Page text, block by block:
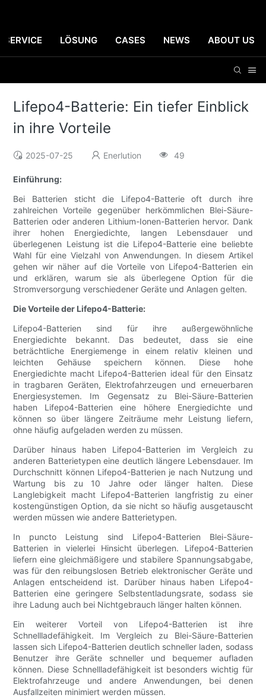
SERVICE LÖSUNG CASES NEWS ABOUT US
Lifepo4-Batterie: Ein tiefer Einblick
in ihre Vorteile
2025-07-25 Enerlution 49
Einführung:
Bei Batterien sticht die Lifepo4-Batterie oft durch ihre
zahlreichen Vorteile gegenüber herkömmlichen Blei-Säure-
Batterien oder anderen Lithium-Ionen-Batterien hervor. Dank
ihrer hohen Energiedichte, langen Lebensdauer und
überlegenen Leistung ist die Lifepo4-Batterie eine beliebte
Wahl für eine Vielzahl von Anwendungen. In diesem Artikel
gehen wir näher auf die Vorteile von Lifepo4-Batterien ein
und erklären, warum sie als überlegene Option für die
Stromversorgung verschiedener Geräte und Anlagen gelten.
Die Vorteile der Lifepo4-Batterie:
Lifepo4-Batterien sind für ihre außergewöhnliche
Energiedichte bekannt. Das bedeutet, dass sie eine
beträchtliche Energiemenge in einem relativ kleinen und
leichten Gehäuse speichern können. Diese hohe
Energiedichte macht Lifepo4-Batterien ideal für den Einsatz
in tragbaren Geräten, Elektrofahrzeugen und erneuerbaren
Energiesystemen. Im Gegensatz zu Blei-Säure-Batterien
haben Lifepo4-Batterien eine höhere Energiedichte und
können so über längere Zeiträume mehr Leistung liefern,
ohne häufig aufgeladen werden zu müssen.
Darüber hinaus haben Lifepo4-Batterien im Vergleich zu
anderen Batterietypen eine deutlich längere Lebensdauer. Im
Durchschnitt können Lifepo4-Batterien je nach Nutzung und
Wartung bis zu 10 Jahre oder länger halten. Diese
Langlebigkeit macht Lifepo4-Batterien langfristig zu einer
kostengünstigen Option, da sie nicht so häufig ausgetauscht
werden müssen wie andere Batterietypen.
In puncto Leistung sind Lifepo4-Batterien Blei-Säure-
Batterien in vielerlei Hinsicht überlegen. Lifepo4-Batterien
liefern eine gleichmäßigere und stabilere Spannungsabgabe,
was für den reibungslosen Betrieb elektronischer Geräte und
Anlagen entscheidend ist. Darüber hinaus haben Lifepo4-
Batterien eine geringere Selbstentladungsrate, sodass sie
ihre Ladung auch bei Nichtgebrauch länger halten können.
Ein weiterer Vorteil von Lifepo4-Batterien ist ihre
Schnellladefähigkeit. Im Vergleich zu Blei-Säure-Batterien
lassen sich Lifepo4-Batterien deutlich schneller laden, sodass
Benutzer ihre Geräte schneller und bequemer aufladen
können. Diese Schnellladefähigkeit ist besonders wichtig für
Elektrofahrzeuge und andere Anwendungen, bei denen
Ausfallzeiten minimiert werden müssen.